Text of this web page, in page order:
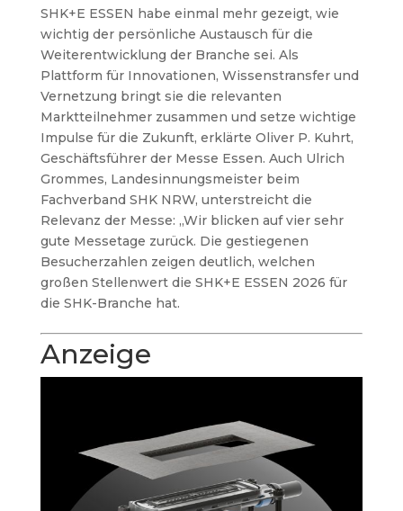
SHK+E ESSEN habe einmal mehr gezeigt, wie
wichtig der persönliche Austausch für die
Weiterentwicklung der Branche sei. Als
Plattform für Innovationen, Wissenstransfer und
Vernetzung bringt sie die relevanten
Marktteilnehmer zusammen und setze wichtige
Impulse für die Zukunft, erklärte Oliver P. Kuhrt,
Geschäftsführer der Messe Essen. Auch Ulrich
Grommes, Landesinnungsmeister beim
Fachverband SHK NRW, unterstreicht die
Relevanz der Messe: „Wir blicken auf vier sehr
gute Messetage zurück. Die gestiegenen
Besucherzahlen zeigen deutlich, welchen
großen Stellenwert die SHK+E ESSEN 2026 für
die SHK-Branche hat.
Anzeige